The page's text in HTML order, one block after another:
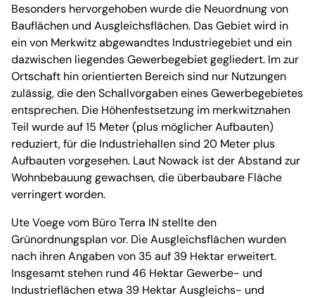
Besonders hervorgehoben wurde die Neuordnung von
Bauflächen und Ausgleichsflächen. Das Gebiet wird in
ein von Merkwitz abgewandtes Industriegebiet und ein
dazwischen liegendes Gewerbegebiet gegliedert. Im zur
Ortschaft hin orientierten Bereich sind nur Nutzungen
zulässig, die den Schallvorgaben eines Gewerbegebietes
entsprechen. Die Höhenfestsetzung im merkwitznahen
Teil wurde auf 15 Meter (plus möglicher Aufbauten)
reduziert, für die Industriehallen sind 20 Meter plus
Aufbauten vorgesehen. Laut Nowack ist der Abstand zur
Wohnbebauung gewachsen, die überbaubare Fläche
verringert worden.
Ute Voege vom Büro Terra IN stellte den
Grünordnungsplan vor. Die Ausgleichsflächen wurden
nach ihren Angaben von 35 auf 39 Hektar erweitert.
Insgesamt stehen rund 46 Hektar Gewerbe- und
Industrieflächen etwa 39 Hektar Ausgleichs- und